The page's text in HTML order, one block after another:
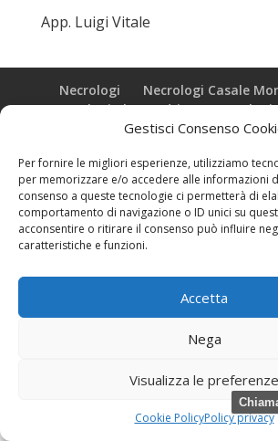
Gestisci Consenso
Per fornire le migliori esperienze, utilizziamo
per memorizzare e/o accedere alle informazioni
consenso a queste tecnologie ci permetterà di
comportamento di navigazione o ID unici su
acconsentire o ritirare il consenso può influire
caratteristiche e funzioni.
Accetta
Nega
Visualizza le preferenze
Cookie PolicyPolicy privacy
App. Luigi Vitale
Necrologi
Necrologi Casale
Necrologi Alessandria
Necrologi
Realizzazione grafica e Copyright ©
Casale Monferrato